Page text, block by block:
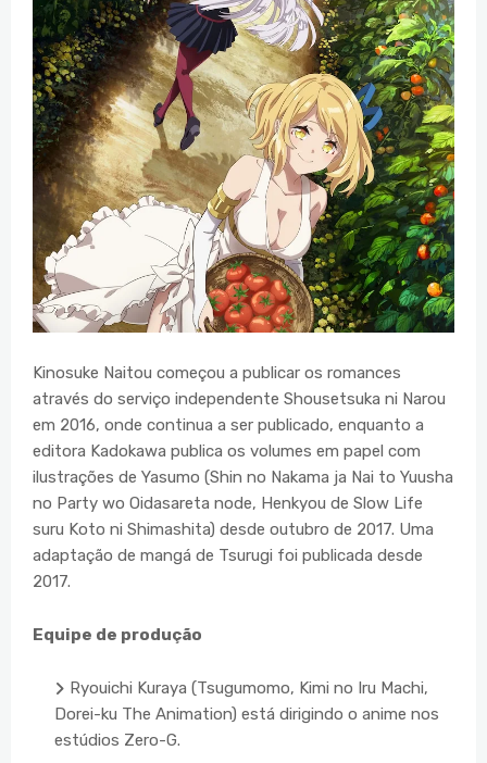
Kinosuke Naitou começou a publicar os romances
através do serviço independente Shousetsuka ni Narou
em 2016, onde continua a ser publicado, enquanto a
editora Kadokawa publica os volumes em papel com
ilustrações de Yasumo (Shin no Nakama ja Nai to Yuusha
no Party wo Oidasareta node, Henkyou de Slow Life
suru Koto ni Shimashita) desde outubro de 2017. Uma
adaptação de mangá de Tsurugi foi publicada desde
2017.
Equipe de produção
Ryouichi Kuraya (Tsugumomo, Kimi no Iru Machi,
Dorei-ku The Animation) está dirigindo o anime nos
estúdios Zero-G.